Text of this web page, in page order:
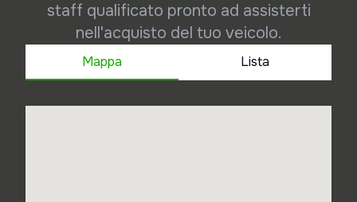
staff qualificato pronto ad assisterti
nell'acquisto del tuo veicolo.
Mappa Lista